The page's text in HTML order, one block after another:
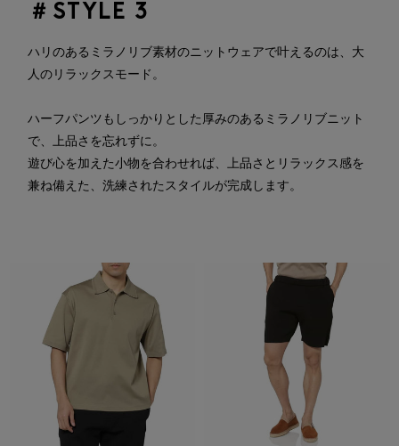
＃STYLE 3
ハリのあるミラノリブ素材のニットウェアで叶えるのは、大
人のリラックスモード。
ハーフパンツもしっかりとした厚みのあるミラノリブニット
で、上品さを忘れずに。
遊び心を加えた小物を合わせれば、上品さとリラックス感を
兼ね備えた、洗練されたスタイルが完成します。